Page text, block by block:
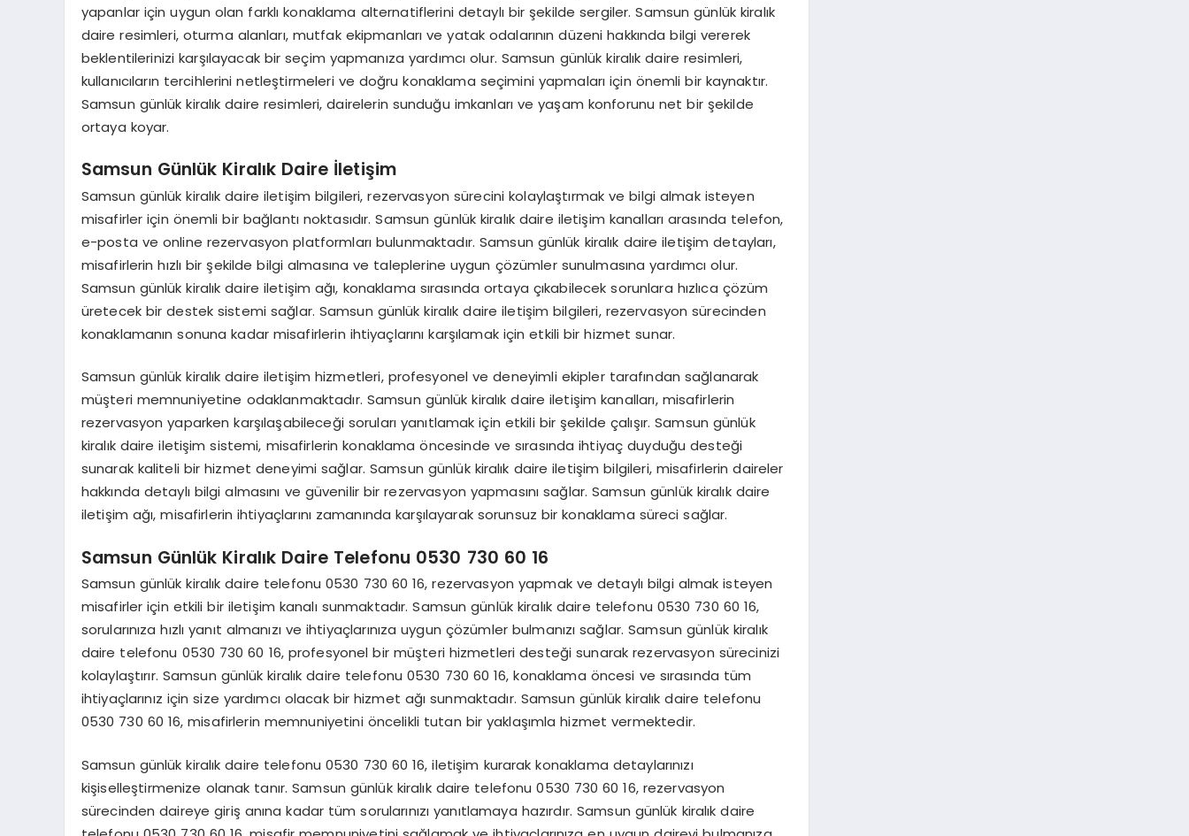
yapanlar için uygun olan farklı konaklama alternatiflerini detaylı bir şekilde sergiler. Samsun günlük kiralık
daire resimleri, oturma alanları, mutfak ekipmanları ve yatak odalarının düzeni hakkında bilgi vererek
beklentilerinizi karşılayacak bir seçim yapmanıza yardımcı olur. Samsun günlük kiralık daire resimleri,
kullanıcıların tercihlerini netleştirmeleri ve doğru konaklama seçimini yapmaları için önemli bir kaynaktır.
Samsun günlük kiralık daire resimleri, dairelerin sunduğu imkanları ve yaşam konforunu net bir şekilde
ortaya koyar.
Samsun Günlük Kiralık Daire İletişim
Samsun günlük kiralık daire iletişim bilgileri, rezervasyon sürecini kolaylaştırmak ve bilgi almak isteyen
misafirler için önemli bir bağlantı noktasıdır. Samsun günlük kiralık daire iletişim kanalları arasında telefon,
e-posta ve online rezervasyon platformları bulunmaktadır. Samsun günlük kiralık daire iletişim detayları,
misafirlerin hızlı bir şekilde bilgi almasına ve taleplerine uygun çözümler sunulmasına yardımcı olur.
Samsun günlük kiralık daire iletişim ağı, konaklama sırasında ortaya çıkabilecek sorunlara hızlıca çözüm
üretecek bir destek sistemi sağlar. Samsun günlük kiralık daire iletişim bilgileri, rezervasyon sürecinden
konaklamanın sonuna kadar misafirlerin ihtiyaçlarını karşılamak için etkili bir hizmet sunar.
Samsun günlük kiralık daire iletişim hizmetleri, profesyonel ve deneyimli ekipler tarafından sağlanarak
müşteri memnuniyetine odaklanmaktadır. Samsun günlük kiralık daire iletişim kanalları, misafirlerin
rezervasyon yaparken karşılaşabileceği soruları yanıtlamak için etkili bir şekilde çalışır. Samsun günlük
kiralık daire iletişim sistemi, misafirlerin konaklama öncesinde ve sırasında ihtiyaç duyduğu desteği
sunarak kaliteli bir hizmet deneyimi sağlar. Samsun günlük kiralık daire iletişim bilgileri, misafirlerin daireler
hakkında detaylı bilgi almasını ve güvenilir bir rezervasyon yapmasını sağlar. Samsun günlük kiralık daire
iletişim ağı, misafirlerin ihtiyaçlarını zamanında karşılayarak sorunsuz bir konaklama süreci sağlar.
Samsun Günlük Kiralık Daire Telefonu 0530 730 60 16
Samsun günlük kiralık daire telefonu 0530 730 60 16, rezervasyon yapmak ve detaylı bilgi almak isteyen
misafirler için etkili bir iletişim kanalı sunmaktadır. Samsun günlük kiralık daire telefonu 0530 730 60 16,
sorularınıza hızlı yanıt almanızı ve ihtiyaçlarınıza uygun çözümler bulmanızı sağlar. Samsun günlük kiralık
daire telefonu 0530 730 60 16, profesyonel bir müşteri hizmetleri desteği sunarak rezervasyon sürecinizi
kolaylaştırır. Samsun günlük kiralık daire telefonu 0530 730 60 16, konaklama öncesi ve sırasında tüm
ihtiyaçlarınız için size yardımcı olacak bir hizmet ağı sunmaktadır. Samsun günlük kiralık daire telefonu
0530 730 60 16, misafirlerin memnuniyetini öncelikli tutan bir yaklaşımla hizmet vermektedir.
Samsun günlük kiralık daire telefonu 0530 730 60 16, iletişim kurarak konaklama detaylarınızı
kişiselleştirmenize olanak tanır. Samsun günlük kiralık daire telefonu 0530 730 60 16, rezervasyon
sürecinden daireye giriş anına kadar tüm sorularınızı yanıtlamaya hazırdır. Samsun günlük kiralık daire